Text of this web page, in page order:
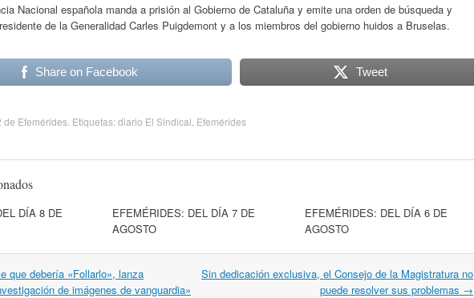
Nacional española manda a prisión al Gobierno de Cataluña y emite una orden de búsqueda y
de la Generalidad Carles Puigdemont y a los miembros del gobierno huidos a Bruselas.
Share on Facebook Tweet
de Efemérides . Etiquetas:diario El Sindical Efemérides
DÍA 8 DE
EFEMÉRIDES: DEL DÍA 7 DE
AGOSTO
EFEMÉRIDES: DEL DÍA 6 DE
AGOSTO
que debería «Follarlo», lanza
de imágenes de vanguardia»
Sin dedicación exclusiva, el Consejo de la Magistratura no
puede resolver sus problemas →